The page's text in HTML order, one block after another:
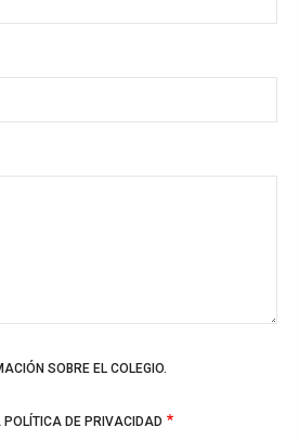
SOBRE EL COLEGIO.
POLÍTICA DE PRIVACIDAD